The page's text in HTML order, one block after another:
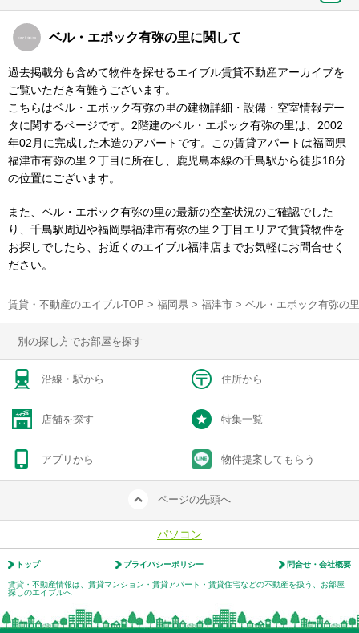
ベル・エポック有弥の里に関して
過去掲載分も含めて物件を探せるエイブル賃貸不動産アーカイブを
ご覧いただき有難うございます。
こちらはベル・エポック有弥の里の建物詳細・設備・空室情報デー
タに関するページです。2階建のベル・エポック有弥の里は、2002
年02月に完成した木造のアパートです。この賃貸アパートは福岡県
福津市有弥の里２丁目に所在し、鹿児島本線の千鳥駅から徒歩18分
の位置にございます。
また、ベル・エポック有弥の里の最新の空室状況のご確認でした
り、千鳥駅周辺や福岡県福津市有弥の里２丁目エリアで賃貸物件を
お探しでしたら、お近くのエイブル福津店までお気軽にお問合せく
ださい。
賃貸・不動産のエイブルTOP > 福岡県 > 福津市 > ベル・エポック有弥の
別の探し方でお部屋を探す
沿線・駅から 住所から
店舗を探す 特集一覧
アプリから 物件提案してもらう
ページの先頭へ
パソコン
トップ プライバシーポリシー 問合せ・会社概要
賃貸・不動産情報は、賃貸マンション・賃貸アパート・賃貸住宅などの不動産を扱う、お部屋
探しのエイブルへ